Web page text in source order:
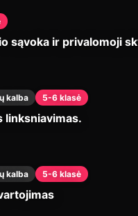
sąvoka ir privalomoji
kalba 5-6 klasė
linksniavimas.
kalba 5-6 klasė